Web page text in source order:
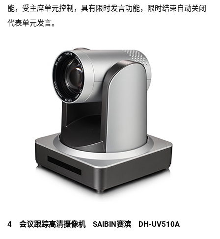
能，受主席单元控制，具有限时发言功能，限时结束自动关闭
代表单元发言。
4 会议跟踪高清摄像机 SAIBIN赛滨 DH-UV510A